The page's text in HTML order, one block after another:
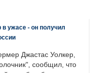
ужасе - он получил
Джастас Уолкер,
сообщил, что